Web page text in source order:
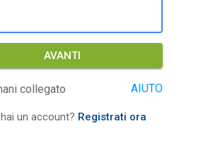
AVANTI
collegato AIUTO
un account? Registrati ora